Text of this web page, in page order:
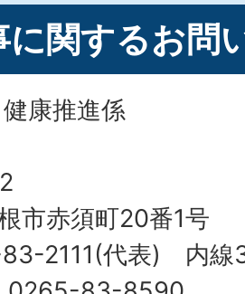
に関するお問
康推進係
市赤須町20番1号
2111(代表) 内線